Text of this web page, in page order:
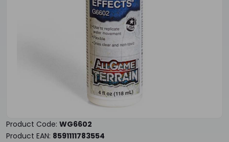
Product Code: WG6602
Product EAN: 8591111783554